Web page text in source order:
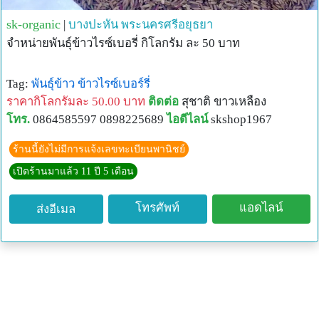
sk-organic บางปะหัน พระนครศรีอยุธยา
จำหน่ายพันธุ์ข้าวไรซ์เบอรี่ กิโลกรัม ละ 50 บาท
Tag: พันธุ์ข้าว ข้าวไรซ์เบอร์รี่
ราคากิโลกรัมละ 50.00 บาท ติดต่อ สุชาติ ขาวเหลือง
โทร. 0864585597 0898225689 ไอดีไลน์ skshop1967
ร้านนี้ยังไม่มีการแจ้งเลขทะเบียนพานิชย์
เปิดร้านมาแล้ว 11 ปี 5 เดือน
ส่งอีเมล โทรศัพท์ แอดไลน์